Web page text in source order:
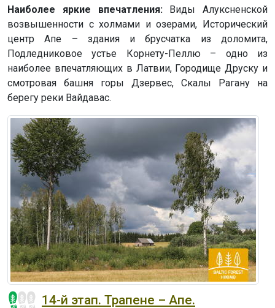
Наиболее яркие впечатления:Виды Алуксненской
возвышенности с холмами и озерами, Исторический
центр Апе – здания и брусчатка из доломита,
Подледниковое устье Корнету-Пеллю – одно из
наиболее впечатляющих в Латвии, Городище Друску и
смотровая башня горы Дзервес, Скалы Рагану на
берегу реки Вайдавас.
14-й этап. Трапене – Апе.